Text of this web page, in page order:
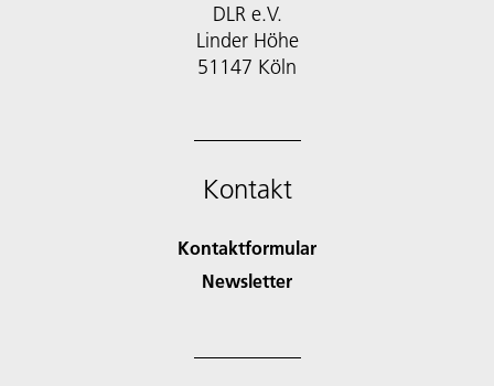
DLR e.V.
Linder Höhe
51147 Köln
Kontakt
Kontaktformular
Newsletter